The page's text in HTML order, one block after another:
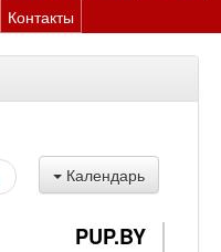
Контакты
Календарь
PUP.BY